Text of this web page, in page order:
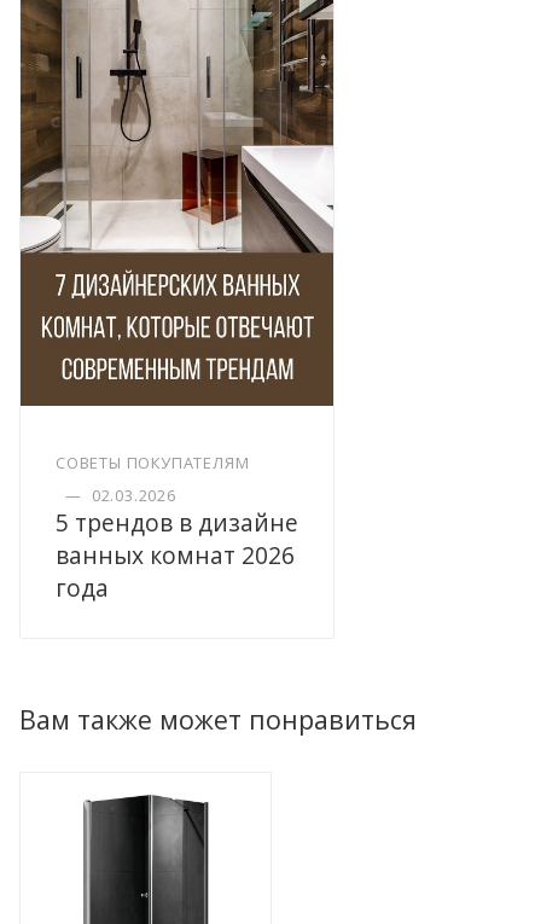
СОВЕТЫ ПОКУПАТЕЛЯМ
— 02.03.2026
5 трендов в дизайне
ванных комнат 2026
года
Вам также может понравиться